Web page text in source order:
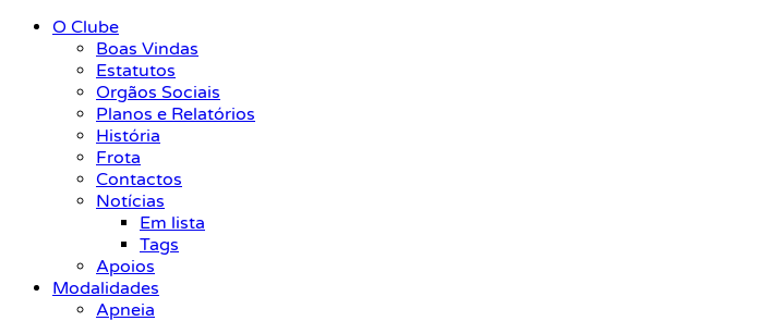
O Clube
Boas Vindas
Estatutos
Orgãos Sociais
Planos e Relatórios
História
Frota
Contactos
Notícias
Em lista
Tags
Apoios
Modalidades
Apneia